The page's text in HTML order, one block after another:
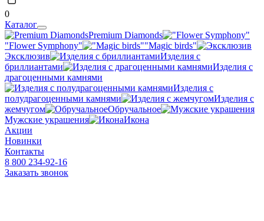
0
Каталог
Premium Diamonds
"Flower Symphony"
"Magic birds"
Эксклюзив
Изделия с
бриллиантами
Изделия с
драгоценными камнями
Изделия с
полудрагоценными камнями
Изделия с
жемчугом
Обручальное
Мужские украшения
Икона
Акции
Новинки
Контакты
8 800 234-92-16
Заказать звонок